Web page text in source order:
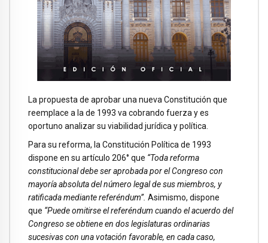
La propuesta de aprobar una nueva Constitución que
reemplace a la de 1993 va cobrando fuerza y es
oportuno analizar su viabilidad jurídica y política.
Para su reforma, la Constitución Política de 1993
dispone en su artículo 206° que “Toda reforma
constitucional debe ser aprobada por el Congreso con
mayoría absoluta del número legal de sus miembros, y
ratificada mediante referéndum”. Asimismo, dispone
que “Puede omitirse el referéndum cuando el acuerdo del
Congreso se obtiene en dos legislaturas ordinarias
sucesivas con una votación favorable, en cada caso,